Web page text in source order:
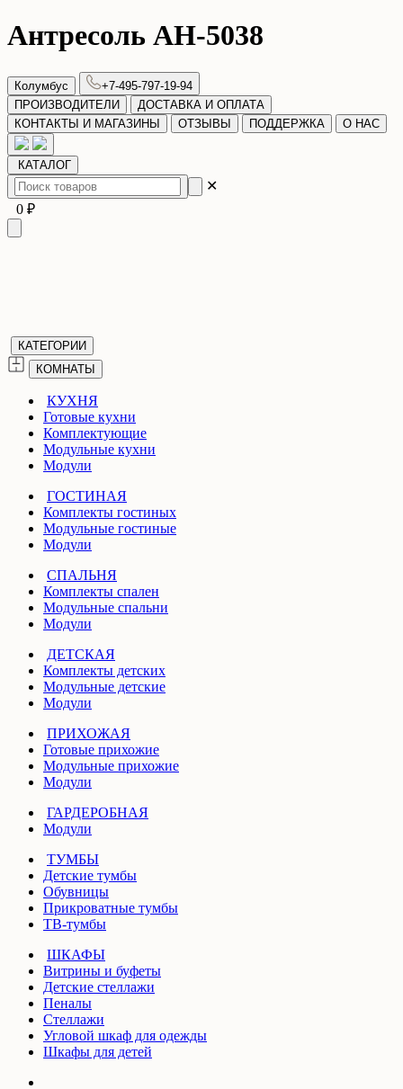
Антресоль АН-5038
Колумбус
+7-495-797-19-94
ПРОИЗВОДИТЕЛИ
ДОСТАВКА И ОПЛАТА
КОНТАКТЫ И МАГАЗИНЫ
ОТЗЫВЫ ПОДДЕРЖКА О НАС
КАТАЛОГ
✕
0 ₽
КАТЕГОРИИ
КОМНАТЫ
КУХНЯ
Готовые кухни
Комплектующие
Модульные кухни
Модули
ГОСТИНАЯ
Комплекты гостиных
Модульные гостиные
Модули
СПАЛЬНЯ
Комплекты спален
Модульные спальни
Модули
ДЕТСКАЯ
Комплекты детских
Модульные детские
Модули
ПРИХОЖАЯ
Готовые прихожие
Модульные прихожие
Модули
ГАРДЕРОБНАЯ
Модули
ТУМБЫ
Детские тумбы
Обувницы
Прикроватные тумбы
ТВ-тумбы
ШКАФЫ
Витрины и буфеты
Детские стеллажи
Пеналы
Стеллажи
Угловой шкаф для одежды
Шкафы для детей